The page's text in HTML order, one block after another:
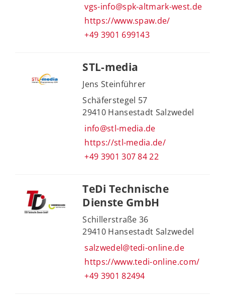
vgs-info@spk-altmark-west.de
https://www.spaw.de/
+49 3901 699143
STL-media
Jens Steinführer
Schäferstegel 57
29410 Hansestadt Salzwedel
info@stl-media.de
https://stl-media.de/
+49 3901 307 84 22
TeDi Technische
Dienste GmbH
Schillerstraße 36
29410 Hansestadt Salzwedel
salzwedel@tedi-online.de
https://www.tedi-online.com/
+49 3901 82494